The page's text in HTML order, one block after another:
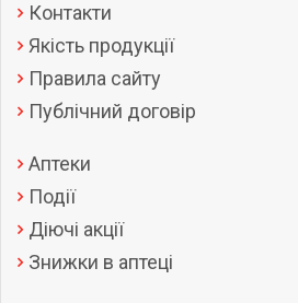
Контакти
Якість продукції
Правила сайту
Публічний договір
Аптеки
Події
Діючі акції
Знижки в аптеці